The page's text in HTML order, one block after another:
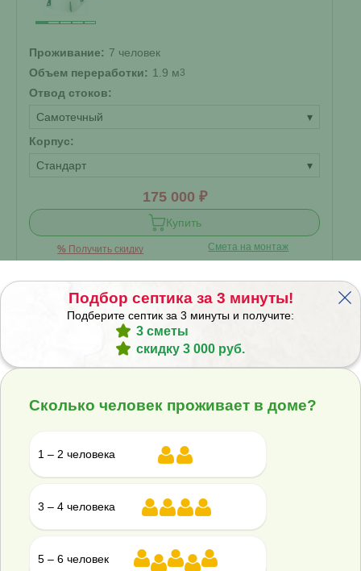
Проживание: 7 человек
Объем переработки: 1.9 м3
Отвод стоков:
Самотечный
▾
Корпус:
Стандарт
▾
175 000 ₽
Купить
% Получить скидку Смета на монтаж
Накопительный септик Гринлос СП 9
энергонезависимый
Подбор септика за 3 минуты!
Подберите септик за 3 минуты и получите:
3 сметы
скидку 3 000 руб.
Сколько человек проживает в доме?
1 – 2 человека
3 – 4 человека
5 – 6 человек